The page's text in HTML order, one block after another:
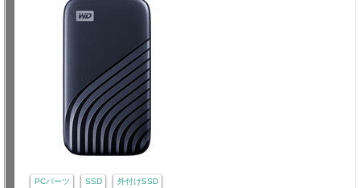
PCパーツ SSD 外付けSSD